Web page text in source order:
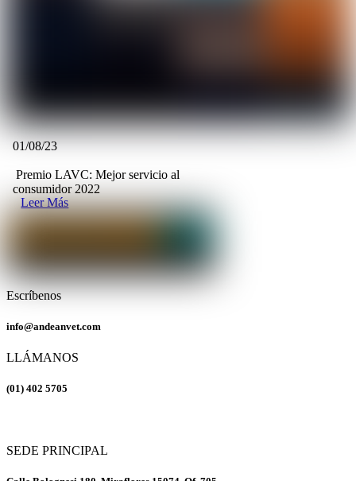
01/08/23
Premio LAVC: Mejor servicio al
consumidor 2022
Leer Más
Escríbenos
info@andeanvet.com
LLÁMANOS
(01) 402 5705
SEDE PRINCIPAL